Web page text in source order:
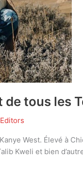
de tous les
West. Élevé à
Kweli et bien